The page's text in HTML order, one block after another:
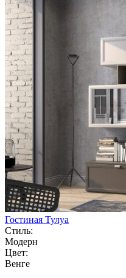
Гостиная Тулуа
Стиль:
Модерн
Цвет:
Венге